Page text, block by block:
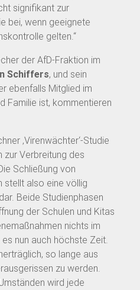
signifikant zur
bei, wenn geeignete
gelten.“
der AfD-Fraktion im
Schiffers, und sein
ebenfalls Mitglied im
Familie ist, kommentieren
‚Virenwächter‘-Studie
zur Verbreitung des
Schließung von
stellt also eine völlig
Beide Studienphasen
der Schulen und Kitas
nichts im
nun auch höchste Zeit.
so lange aus
zu werden.
wird jede